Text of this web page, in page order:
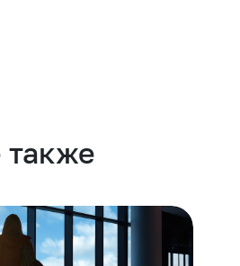
также